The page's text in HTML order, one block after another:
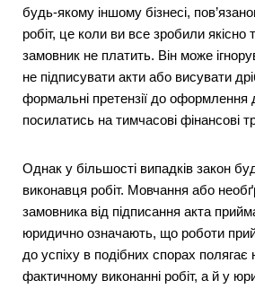
будь-якому іншому бізнесі,
робіт, це коли ви все зробили якісно
замовник не платить. Він може
не підписувати акти або висувати
формальні претензії до оформлення
посилатись на тимчасові фінансові
Однак у більшості випадків закон
виконавця робіт. Мовчання або
замовника від підписання акта
юридично означають, що роботи
до успіху в подібних спорах
фактичному виконанні робіт, а й у